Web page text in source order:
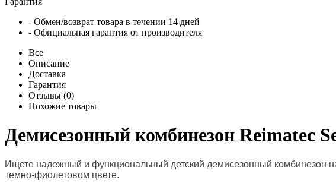
- Обмен/возврат товара в течении 14 дней
- Официальная гарантия от производителя
Все
Описание
Доставка
Гарантия
Отзывы (0)
Похожие товары
Демисезонный комбинезон Reimatec
Ищете надежный и функциональный детский демисезонный комбинезон
темно-фиолетовом цвете.